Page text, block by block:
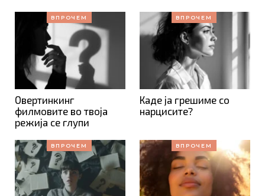
ВПРОЧЕМ
Овертинкинг
филмовите во твоја
режија се глупи
ВПРОЧЕМ
Каде ја грешиме со
нарцисите?
ВПРОЧЕМ ВПРОЧЕМ